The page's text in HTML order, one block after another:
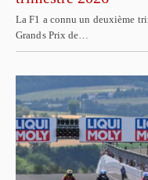
La F1 a connu un deuxième
Grands Prix de…